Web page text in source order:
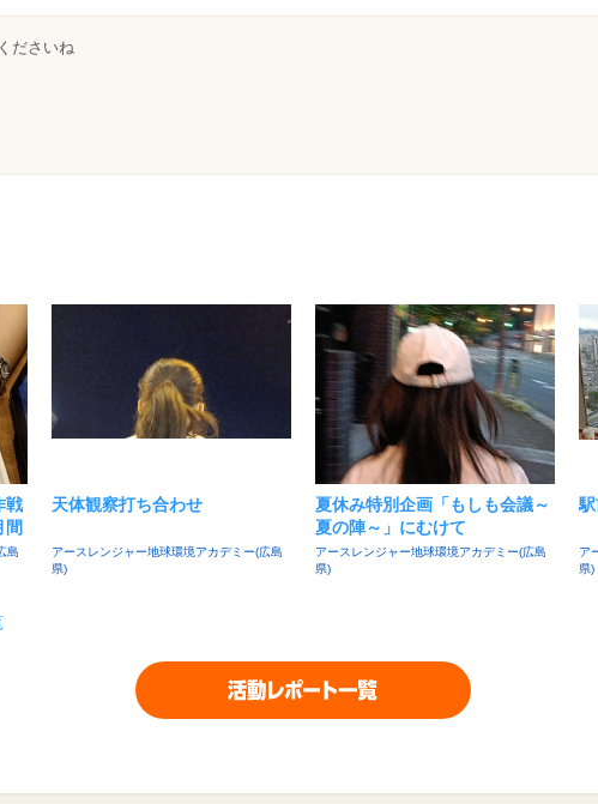
ださいね
戦
島
天体観察打ち合わせ
アースレンジャー地球環境アカデミー(広島
県)
夏休み特別企画「もしも会議～
夏の陣～」にむけて
アースレンジャー地球環境アカデミー(広島
県)
ア
県)